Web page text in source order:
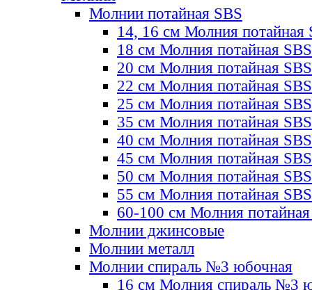
Молнии потайная SBS
14, 16 см Молния потайная
18 см Молния потайная SBS
20 см Молния потайная SBS
22 см Молния потайная SBS
25 см Молния потайная SBS
35 см Молния потайная SBS
40 см Молния потайная SBS
45 см Молния потайная SBS
50 см Молния потайная SBS
55 см Молния потайная SBS
60-100 см Молния
Молнии джинсовые
Молнии металл
Молнии спираль №3 юбочная
16 см Молния спираль №3